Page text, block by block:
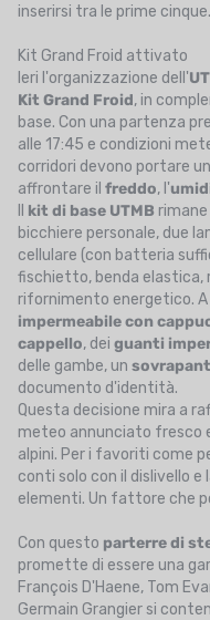
inserirsi tra le prime cinque.
Kit Grand Froid attivato
Ieri l'organizzazione dell'
Kit Grand Froid, in
base. Con una partenza
alle 17:45 e condizioni
corridori devono portare
affrontare il freddo, l'
kit di base UTMB
bicchiere personale, due
cellulare (con batteria
fischietto, benda elastica,
rifornimento energetico. A
impermeabile con
cappello, dei guanti
delle gambe, un
documento d'identità.
Questa decisione mira a
meteo annunciato fresco
alpini. Per i favoriti come
conti solo con il dislivello e
elementi. Un fattore che
Con questo parterre di
promette di essere una
François D'Haene, Tom
Germain Grangier si